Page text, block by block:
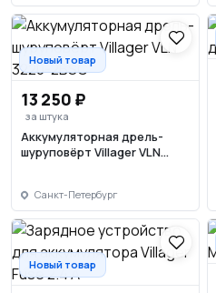
Новый товар
13 250 ₽
за штука
Аккумуляторная дрель-
шуруповёрт Villager VLN
Санкт-Петербург
Новый товар